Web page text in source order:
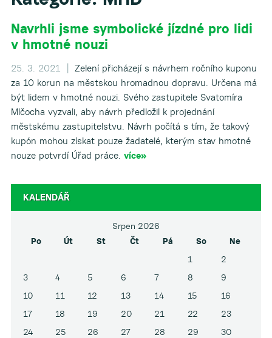
Navrhli jsme symbolické jízdné pro lidi
v hmotné nouzi
25. 3. 2021 |
Zelení přicházejí s návrhem ročního kuponu
za 10 korun na městskou hromadnou dopravu. Určena má
být lidem v hmotné nouzi. Svého zastupitele Svatomíra
Mlčocha vyzvali, aby návrh předložil k projednání
městskému zastupitelstvu. Návrh počítá s tím, že takový
kupón mohou získat pouze žadatelé, kterým stav hmotné
nouze potvrdí Úřad práce. více»
KALENDÁŘ
Srpen 2026
Po
Út St Čt Pá So
Ne
1
2
3
4 5 6 7 8
9
10
11 12 13 14 15
16
17
18 19 20 21 22
23
24
25 26 27 28 29
30